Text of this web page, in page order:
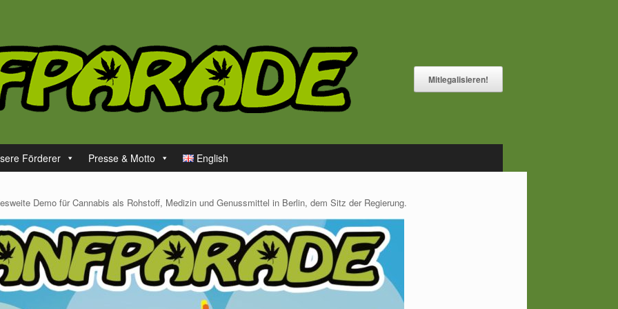
Mitlegalisieren!
Förderer Presse & Motto English
Demo für Cannabis als Rohstoff, Medizin und Genussmittel in Berlin, dem Sitz der Regierung.